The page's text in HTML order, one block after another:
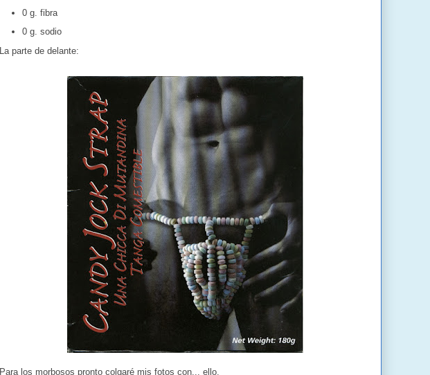
0 g. fibra
0 g. sodio
La parte de delante:
Para los morbosos pronto colgaré mis fotos con... ello.